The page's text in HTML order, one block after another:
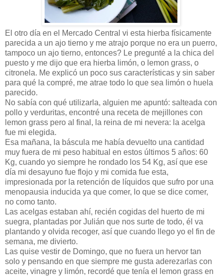
El otro día en el Mercado Central vi esta hierba físicamente
parecida a un ajo tierno y me atrajo porque no era un puerro,
tampoco un ajo tierno, entonces? Le pregunté a la chica del
puesto y me dijo que era hierba limón, o lemon grass, o
citronela. Me explicó un poco sus características y sin saber
para qué la compré, me atrae todo lo que sea limón o huela
parecido.
No sabía con qué utilizarla, alguien me apuntó: salteada con
pollo y verduritas, encontré una receta de mejillones con
lemon grass pero al final, la reina de mi nevera: la acelga
fue mi elegida.
Esa mañana, la báscula me había devuelto una cantidad
muy fuera de mi peso habitual en estos últimos 5 años: 60
Kg, cuando yo siempre he rondado los 54 Kg, así que ese
día mi desayuno fue flojo y mi comida fue esta,
impresionada por la retención de líquidos que sufro por una
menopausia inducida ya que comer, lo que se dice comer,
no como tanto.
Las acelgas estaban ahí, recién cogidas del huerto de mi
suegra, plantadas por Julián que nos surte de todo, él va
plantando y olvida recoger, así que cuando llego yo el fin de
semana, me divierto.
Las quise vestir de Domingo, que no fuera un hervor tan
solo y pensando en que siempre me gusta aderezarlas con
aceite, vinagre y limón, recordé que tenía el lemon grass en